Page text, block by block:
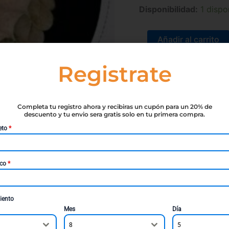
Disponibilidad: 1
Añadir al carrito
SKU:
cultural: movimientos, estilos, obras y autores
literarias. La mejor forma de entender la
Registrate
Completa tu registro ahora y recibiras un cupón para un 20% de
descuento y tu envio sera gratis solo en tu primera compra.
*
*
Mes
8
Día
5